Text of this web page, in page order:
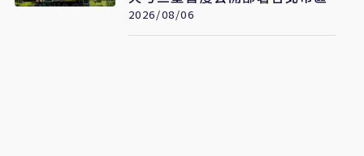
2026/08/06